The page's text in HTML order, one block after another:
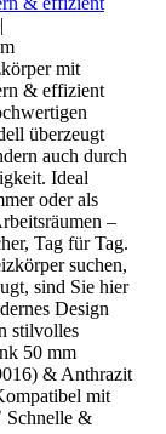
|
mit
& effizient
überzeugt
auch durch
Ideal
oder als
–
Tag für Tag.
suchen,
sind Sie hier
Design
stilvolles
50 mm
& Anthrazit
mit
Schnelle &